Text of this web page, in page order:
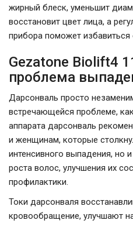
жирный блеск, уменьшит
восстановит цвет лица, а
прибора поможет
Gezatone Biolift4
проблема
Дарсонваль просто
встречающейся проблеме,
аппарата дарсонваль
и женщинам, которые
интенсивного выпадения, но
роста волос, улучшения их
профилактики.
Токи дарсонваля
кровообращение, улучшают